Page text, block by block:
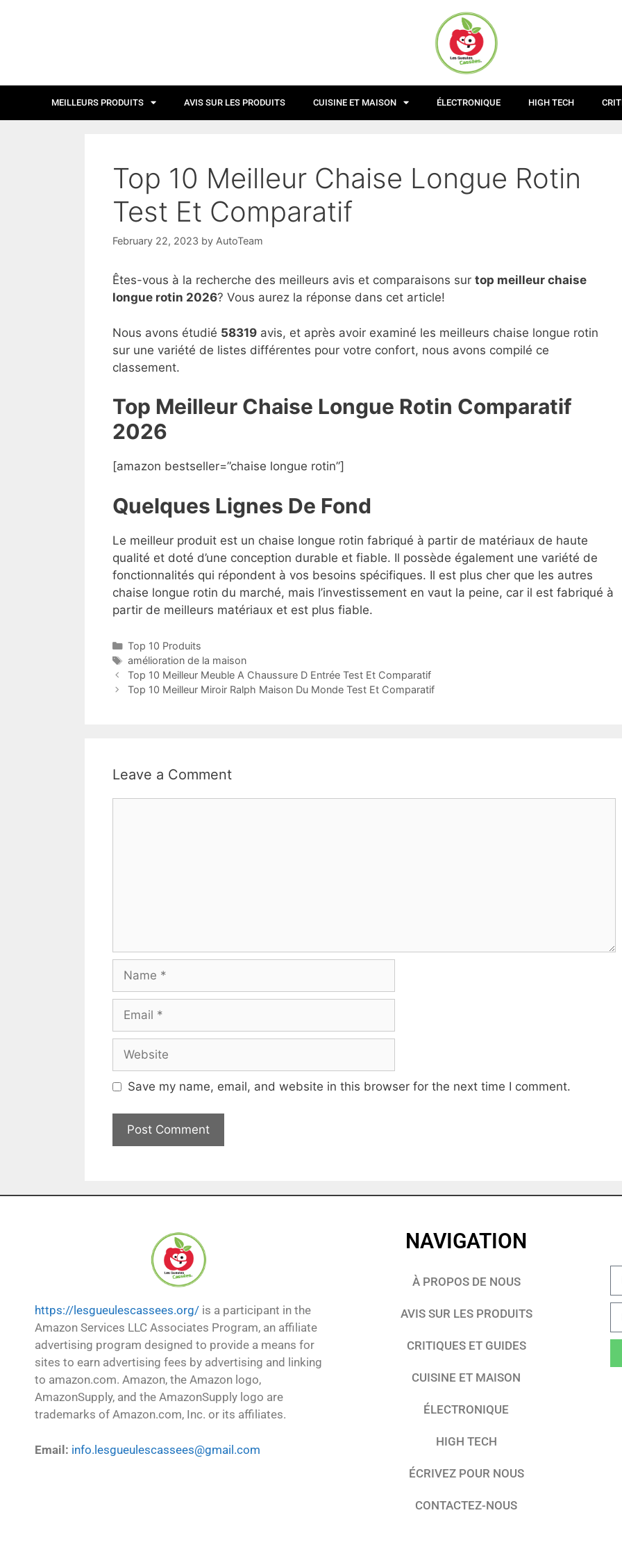
MEILLEURS PRODUITS AVIS SUR LES PRODUITS CUISINE ET MAISON ÉLECTRONIQUE HIGH TECH
Top 10 Meilleur Chaise Longue Rotin
Test Et Comparatif
February 22, 2023 by AutoTeam
Êtes-vous à la recherche des meilleurs avis et comparaisons sur top meilleur chaise
longue rotin 2026? Vous aurez la réponse dans cet article!
Nous avons étudié 58319 avis, et après avoir examiné les meilleurs chaise longue rotin
sur une variété de listes différentes pour votre confort, nous avons compilé ce
classement.
Top Meilleur Chaise Longue Rotin Comparatif
2026
[amazon bestseller=”chaise longue rotin”]
Quelques Lignes De Fond
Le meilleur produit est un chaise longue rotin fabriqué à partir de matériaux de haute
qualité et doté d’une conception durable et fiable. Il possède également une variété de
fonctionnalités qui répondent à vos besoins spécifiques. Il est plus cher que les autres
chaise longue rotin du marché, mais l’investissement en vaut la peine, car il est fabriqué à
partir de meilleurs matériaux et est plus fiable.
Top 10 Produits
amélioration de la maison
Top 10 Meilleur Meuble A Chaussure D Entrée Test Et Comparatif
Top 10 Meilleur Miroir Ralph Maison Du Monde Test Et Comparatif
Leave a Comment
Save my name, email, and website in this browser for the next time I comment.
https://lesgueulescassees.org/ is a participant in the
Amazon Services LLC Associates Program, an affiliate
advertising program designed to provide a means for
sites to earn advertising fees by advertising and linking
to amazon.com. Amazon, the Amazon logo,
AmazonSupply, and the AmazonSupply logo are
trademarks of Amazon.com, Inc. or its affiliates.
Email: info.lesgueulescassees@gmail.com
NAVIGATION
À PROPOS DE NOUS
AVIS SUR LES PRODUITS
CRITIQUES ET GUIDES
CUISINE ET MAISON
ÉLECTRONIQUE
HIGH TECH
ÉCRIVEZ POUR NOUS
CONTACTEZ-NOUS